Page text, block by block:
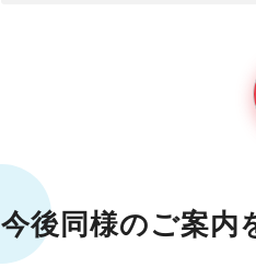
今後同様のご案内